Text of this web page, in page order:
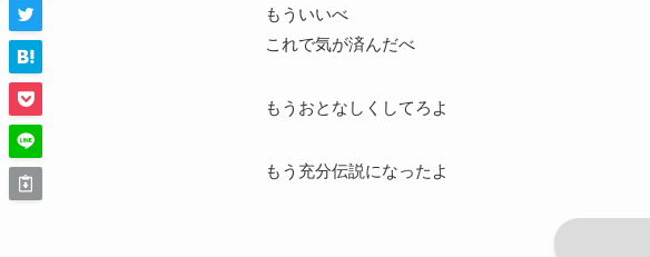
もういいべ
これで気が済んだべ
もうおとなしくしてろよ
もう充分伝説になったよ